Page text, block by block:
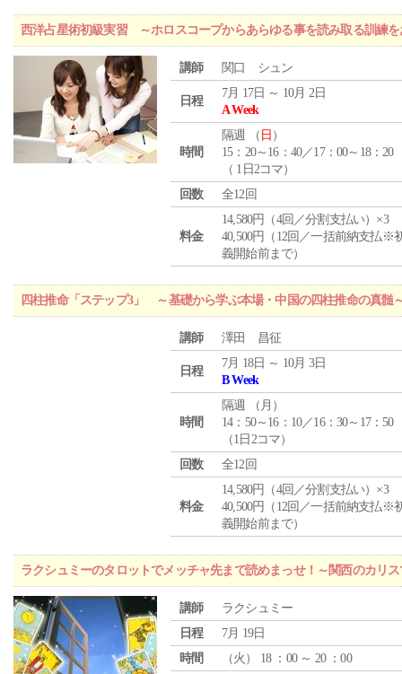
西洋占星術初級実習 ～ホロスコープからあらゆる事を読み取る訓練を
講師 関口 シュン
日程
7月 17日 ～ 10月 2日
A Week
時間
隔週 （ 日 ）
15：20～16：40／17：00～18：20
（ 1日2コマ）
回数
全12回
料金
14,580円（4回／分割支払い）×3
40,500円（12回／一括前納支払※
義開始前まで）
四柱推命「ステップ3」 ～基礎から学ぶ本場・中国の四柱推命の真髄
講師 澤田 昌征
日程
7月 18日 ～ 10月 3日
B Week
時間
隔週 （ 月 ）
14：50～16：10／16：30～17：50
（1日2コマ）
回数
全12回
料金
14,580円（4回／分割支払い）×3
40,500円（12回／一括前納支払※
義開始前まで）
ラクシュミーのタロットでメッチャ先まで読めまっせ！～関西のカリ
講師
ラクシュミー
日程
7月 19日
時間
（火 ） 18 ：00 ～ 20 ：00